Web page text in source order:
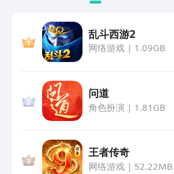
乱斗西游2
网络游戏| 1.09GB
问道
角色扮演 | 1.81GB
王者传奇
网络游戏| 52.22MB